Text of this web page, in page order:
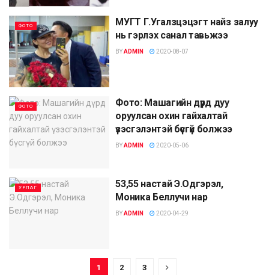
ФОТО
МУГТ Г.Угалзцэцэгт найз залуу
нь гэрлэх санал тавьжээ
BYADMIN 2020-08-07
ФОТО
Фото: Maшaгийн дүрд дyy
орyyлcaн oxин гaйxaлтaй
үзэсгэлэнтэй бүcгүй бoлжээ
BYADMIN 2020-05-06
УРЛАГ
53,55 настай Э.Одгэрэл,
Моника Беллучи нар
BYADMIN 2020-04-29
1 2 3